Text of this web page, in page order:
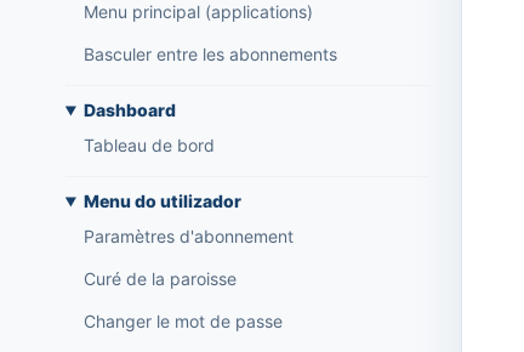
Menu principal (applications)
Basculer entre les abonnements
Dashboard
Tableau de bord
Menu do utilizador
Paramètres d'abonnement
Curé de la paroisse
Changer le mot de passe